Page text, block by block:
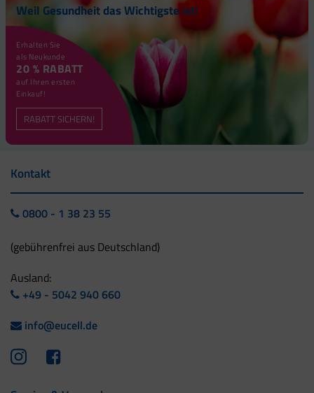
Weil Gesundheit das Wichtigste ist!
Erhalten Sie
als Neukunde
20 % RABATT
auf Ihren ersten
Einkauf!
RABATT SICHERN!
Kontakt
0800 - 1 38 23 55
(gebührenfrei aus Deutschland)
Ausland:
+49 - 5042 940 660
info@eucell.de